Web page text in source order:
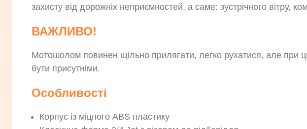
захисту від дорожніх неприємностей, а саме: зустрічного вітру,
ВАЖЛИВО!
Мотошолом повинен щільно прилягати, легко рухатися, але при
бути присутніми.
Особливості
Корпус із міцного ABS пластику